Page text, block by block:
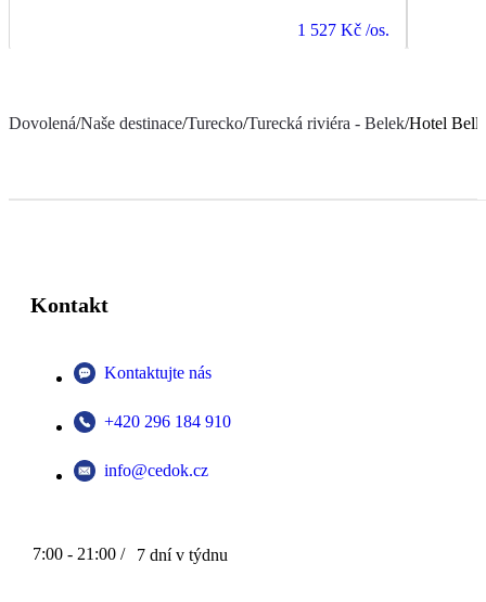
1 527 Kč /os.
Dovolená/Naše destinace/Turecko/Turecká riviéra - Belek/Hotel
Kontakt
Kontaktujte nás
+420 296 184 910
info@cedok.cz
7:00 - 21:00 / 7 dní v týdnu